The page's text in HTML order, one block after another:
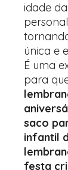
idade
única e
É uma
para
saco
infantil
festa